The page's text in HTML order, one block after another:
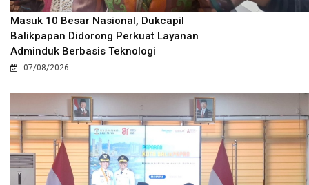
Masuk 10 Besar Nasional, Dukcapil
Balikpapan Didorong Perkuat Layanan
Adminduk Berbasis Teknologi
07/08/2026